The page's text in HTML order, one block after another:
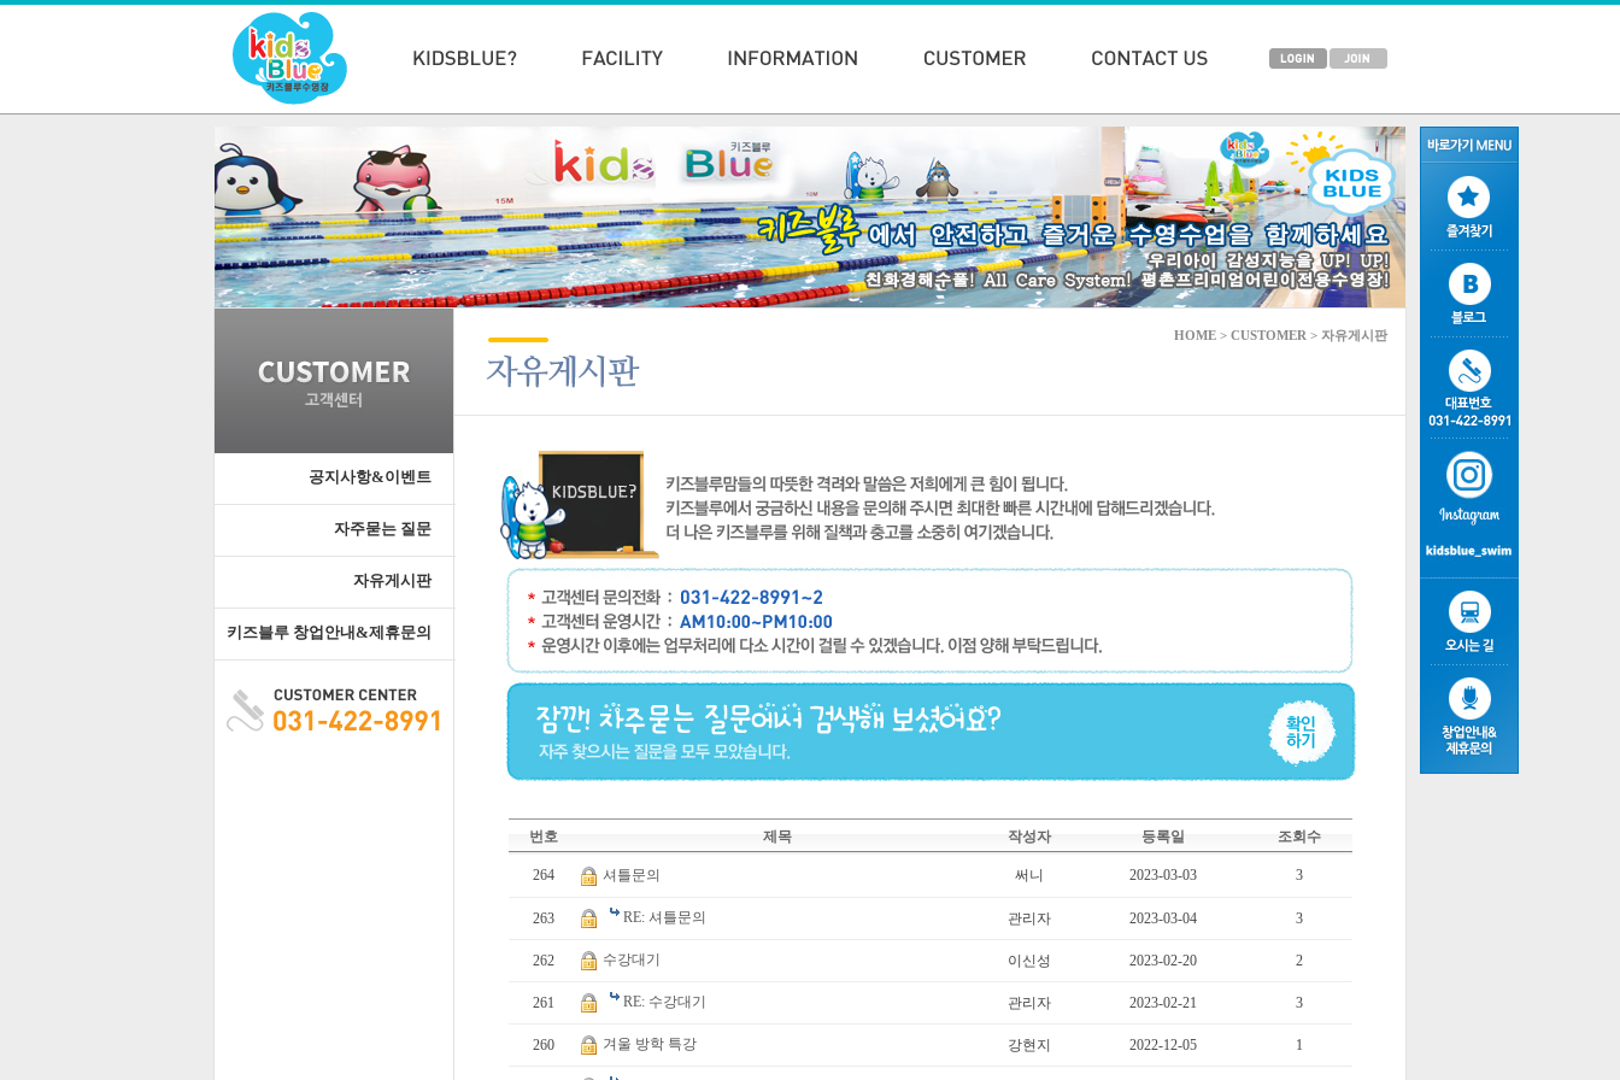
공지사항&이벤트
자주묻는 질문
자유게시판
키즈블루 창업안내&제휴문의
HOME > CUSTOMER > 자유게시판
번호 제목 작성자 등록일 조회수
264 셔틀문의 써니 2023-03-03 3
263 RE: 셔틀문의 관리자 2023-03-04 3
262 수강대기 이신성 2023-02-20 2
261 RE: 수강대기 관리자 2023-02-21 3
260 겨울 방학 특강 강현지 2022-12-05 1